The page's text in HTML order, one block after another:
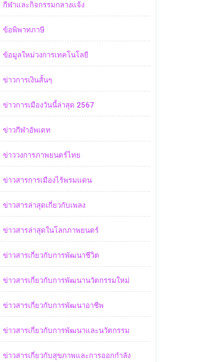
กีฬาและกิจกรรมกลางแจ้ง
ข้อพิพาทภาษี
ข้อมูลใหม่วงการเทคโนโลยี
ข่าวการเงินสั้นๆ
ข่าวการเมืองวันนี้ล่าสุด 2567
ข่าวกีฬาอัพเดท
ข่าววงการภาพยนตร์ไทย
ข่าวสารการเมืองไร้พรมแดน
ข่าวสารล่าสุดเกี่ยวกับเพลง
ข่าวสารล่าสุดในโลกภาพยนตร์
ข่าวสารเกี่ยวกับการพัฒนาชีวิต
ข่าวสารเกี่ยวกับการพัฒนานวัตกรรมใหม่
ข่าวสารเกี่ยวกับการพัฒนาอาชีพ
ข่าวสารเกี่ยวกับการพัฒนาและนวัตกรรม
ข่าวสารเกี่ยวกับสุขภาพและการออกกำลัง